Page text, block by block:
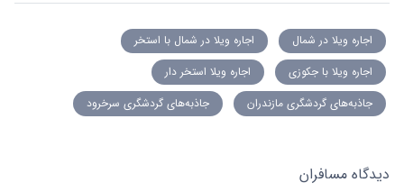
اجاره ویلا در شمال
اجاره ویلا در شمال با استخر
اجاره ویلا با جکوزی
اجاره ویلا استخر دار
جاذبه‌های گردشگری مازندران
جاذبه‌های گردشگری سرخرود
دیدگاه مسافران